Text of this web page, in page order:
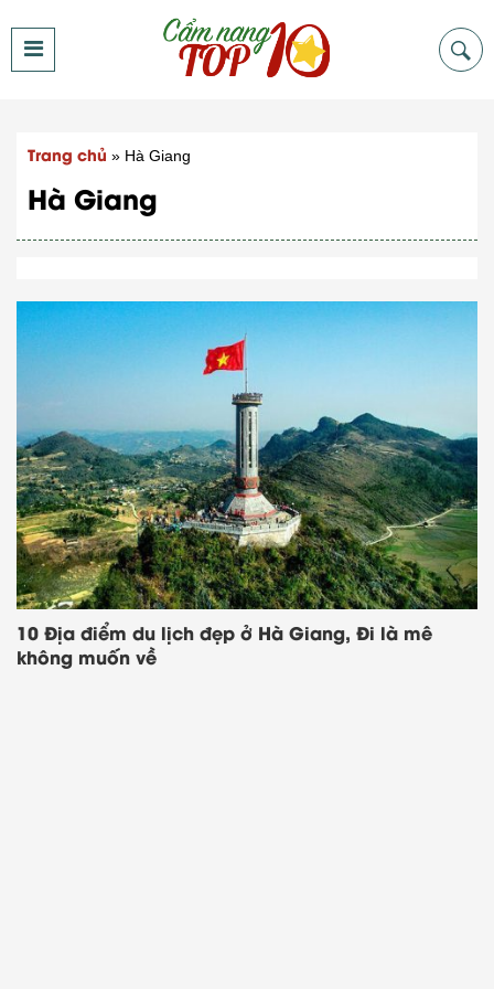
Trang chủ » Hà Giang
Hà Giang
10 Địa điểm du lịch đẹp ở Hà Giang, Đi là mê
không muốn về
Bạn tham gia group Zalo ngay hôm
nay để nhận voucher độc quyền và
deal sale cực hời nhé!